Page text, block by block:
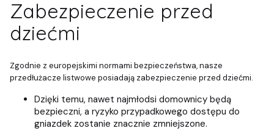
Zabezpieczenie przed
dziećmi
Zgodnie z europejskimi normami bezpieczeństwa, nasze
przedłużacze listwowe posiadają zabezpieczenie przed dziećmi.
Dzięki temu, nawet najmłodsi domownicy będą
bezpieczni, a ryzyko przypadkowego dostępu do
gniazdek zostanie znacznie zmniejszone.